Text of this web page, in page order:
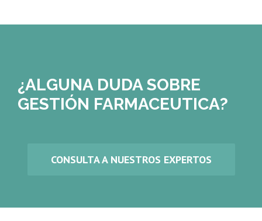
¿ALGUNA DUDA SOBRE
GESTIÓN FARMACEUTICA?
CONSULTA A NUESTROS EXPERTOS